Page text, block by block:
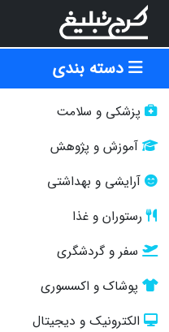
دسته بندی
پزشکی و سلامت
آموزش و پژوهش
آرایشی و بهداشتی
رستوران و غذا
سفر و گردشگری
پوشاک و اکسسوری
الکترونیک و دیجیتال